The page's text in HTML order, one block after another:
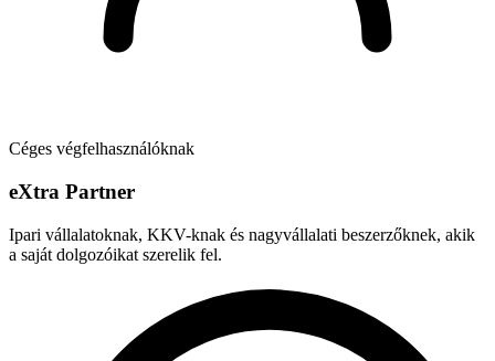
Céges végfelhasználóknak
eXtra Partner
Ipari vállalatoknak, KKV-knak és nagyvállalati beszerzőknek, akik
a saját dolgozóikat szerelik fel.